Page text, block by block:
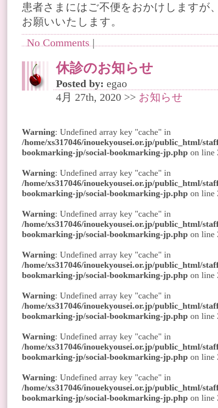
患者さまにはご不便をおかけしますが
お願いいたします。
No Comments|
休診のお知らせ
Posted by: egao
4月 27th, 2020 >> お知らせ
Warning: Undefined array key "cache" in
/home/xs317046/inouekyousei.or.jp/public_html/
bookmarking-jp/social-bookmarking-jp.php on line
Warning: Undefined array key "cache" in
/home/xs317046/inouekyousei.or.jp/public_html/
bookmarking-jp/social-bookmarking-jp.php on line
Warning: Undefined array key "cache" in
/home/xs317046/inouekyousei.or.jp/public_html/
bookmarking-jp/social-bookmarking-jp.php on line
Warning: Undefined array key "cache" in
/home/xs317046/inouekyousei.or.jp/public_html/
bookmarking-jp/social-bookmarking-jp.php on line
Warning: Undefined array key "cache" in
/home/xs317046/inouekyousei.or.jp/public_html/
bookmarking-jp/social-bookmarking-jp.php on line
Warning: Undefined array key "cache" in
/home/xs317046/inouekyousei.or.jp/public_html/
bookmarking-jp/social-bookmarking-jp.php on line
Warning: Undefined array key "cache" in
/home/xs317046/inouekyousei.or.jp/public_html/
bookmarking-jp/social-bookmarking-jp.php on line